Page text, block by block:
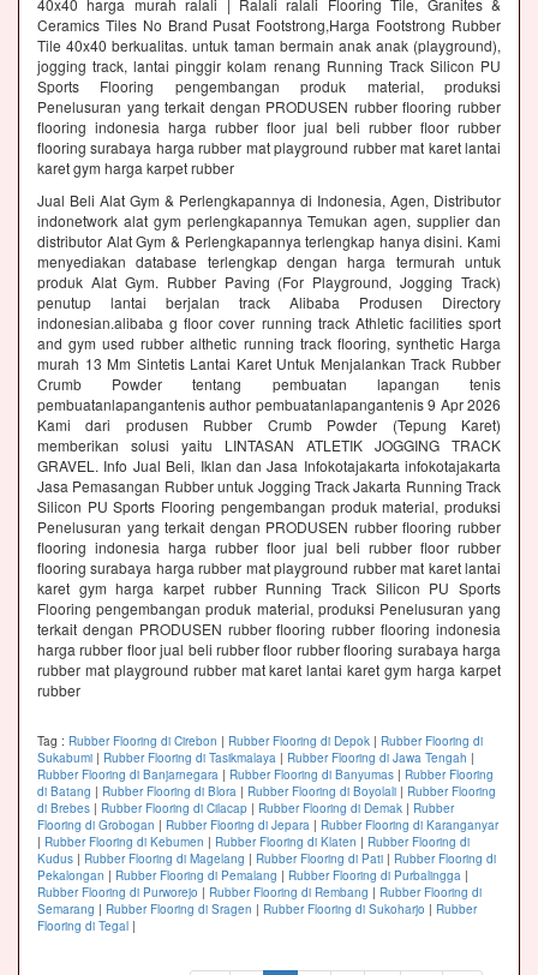
40x40 harga murah ralali | Ralali ralali Flooring Tile, Granites &
Ceramics Tiles No Brand Pusat Footstrong,Harga Footstrong Rubber
Tile 40x40 berkualitas. untuk taman bermain anak anak (playground),
jogging track, lantai pinggir kolam renang Running Track Silicon PU
Sports Flooring pengembangan produk material, produksi
Penelusuran yang terkait dengan PRODUSEN rubber flooring rubber
flooring indonesia harga rubber floor jual beli rubber floor rubber
flooring surabaya harga rubber mat playground rubber mat karet lantai
karet gym harga karpet rubber
Jual Beli Alat Gym & Perlengkapannya di Indonesia, Agen, Distributor
indonetwork alat gym perlengkapannya Temukan agen, supplier dan
distributor Alat Gym & Perlengkapannya terlengkap hanya disini. Kami
menyediakan database terlengkap dengan harga termurah untuk
produk Alat Gym. Rubber Paving (For Playground, Jogging Track)
penutup lantai berjalan track Alibaba Produsen Directory
indonesian.alibaba g floor cover running track Athletic facilities sport
and gym used rubber althetic running track flooring, synthetic Harga
murah 13 Mm Sintetis Lantai Karet Untuk Menjalankan Track Rubber
Crumb Powder tentang pembuatan lapangan tenis
pembuatanlapangantenis author pembuatanlapangantenis 9 Apr 2026
Kami dari produsen Rubber Crumb Powder (Tepung Karet)
memberikan solusi yaitu LINTASAN ATLETIK JOGGING TRACK
GRAVEL. Info Jual Beli, Iklan dan Jasa Infokotajakarta infokotajakarta
Jasa Pemasangan Rubber untuk Jogging Track Jakarta Running Track
Silicon PU Sports Flooring pengembangan produk material, produksi
Penelusuran yang terkait dengan PRODUSEN rubber flooring rubber
flooring indonesia harga rubber floor jual beli rubber floor rubber
flooring surabaya harga rubber mat playground rubber mat karet lantai
karet gym harga karpet rubber Running Track Silicon PU Sports
Flooring pengembangan produk material, produksi Penelusuran yang
terkait dengan PRODUSEN rubber flooring rubber flooring indonesia
harga rubber floor jual beli rubber floor rubber flooring surabaya harga
rubber mat playground rubber mat karet lantai karet gym harga karpet
rubber
Tag : Rubber Flooring di Cirebon | Rubber Flooring di Depok | Rubber Flooring di
Sukabumi | Rubber Flooring di Tasikmalaya | Rubber Flooring di Jawa Tengah |
Rubber Flooring di Banjarnegara | Rubber Flooring di Banyumas | Rubber Flooring
di Batang | Rubber Flooring di Blora | Rubber Flooring di Boyolali | Rubber Flooring
di Brebes | Rubber Flooring di Cilacap | Rubber Flooring di Demak | Rubber
Flooring di Grobogan | Rubber Flooring di Jepara | Rubber Flooring di Karanganyar
| Rubber Flooring di Kebumen | Rubber Flooring di Klaten | Rubber Flooring di
Kudus | Rubber Flooring di Magelang | Rubber Flooring di Pati | Rubber Flooring di
Pekalongan | Rubber Flooring di Pemalang | Rubber Flooring di Purbalingga |
Rubber Flooring di Purworejo | Rubber Flooring di Rembang | Rubber Flooring di
Semarang | Rubber Flooring di Sragen | Rubber Flooring di Sukoharjo | Rubber
Flooring di Tegal |